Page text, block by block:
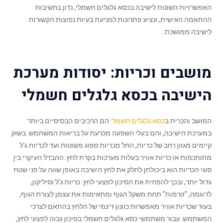
האפשרויות השונות לישיבה בכסא גלגלים חשמלי, נדון בחשיבות
ההתאמה האישית, ונציע פתרונות למניעת בעיות נפוצות הקשורות
לישיבה ממושכת.
מושבים וכריות: יסודות מערכת
הישיבה בכסא גלגלים חשמלי
המושב והכרית בכסא גלגלים חשמלי הם הרכיבים הבסיסיים ביותר
במערכת הישיבה, והם בעלי השפעה מכרעת על בריאות המשתמש. בשוק
קיימים מגוון רחב של כריות, החל מכריות ספוג פשוטות ועד לכריות ג'ל
מתוחכמות או כריות אוויר בעלות מערכות בקרת לחץ. ההבדל העיקרי בין
סוגי הכריות הוא ביכולתן לחלק את לחץ הישיבה באופן שווה על פני שטח
גדול יותר, ובכך להפחית את הסיכון לפצעי לחץ. כריות ג'ל וסיליקון,
לדוגמה, "זורמות" תחת משקל הגוף ומתאימות את עצמן לצורת הגוף,
בעוד שכריות אוויר מאפשרות כוונון דינמי של הלחץ בהתאם לצרכי
המשתמש. עבור משתמשי כסא גלגלים חשמלי בסיכון גבוה לפצעי לחץ,